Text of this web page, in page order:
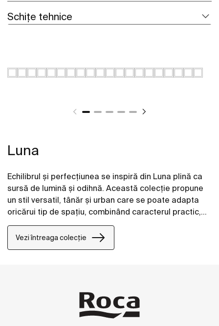
Schițe tehnice
Luna
Echilibrul şi perfecţiunea se inspiră din Luna plină ca
sursă de lumină şi odihnă. Această colecţie propune
un stil versatil, tânăr şi urban care se poate adapta
oricărui tip de spaţiu, combinând caracterul practic,
eleganţa şi stilul.
Vezi întreaga colecție